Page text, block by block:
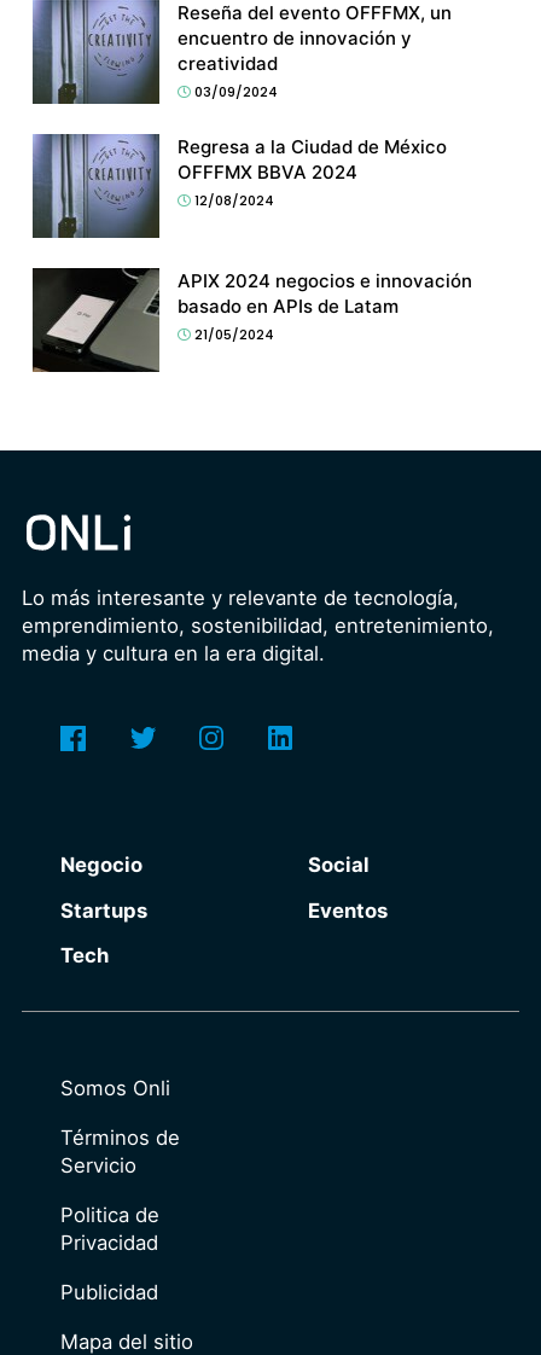
Reseña del evento OFFFMX, un
encuentro de innovación y
creatividad
03/09/2024
Regresa a la Ciudad de México
OFFFMX BBVA 2024
12/08/2024
APIX 2024 negocios e innovación
basado en APIs de Latam
21/05/2024
Lo más interesante y relevante de tecnología,
emprendimiento, sostenibilidad, entretenimiento,
media y cultura en la era digital.
Negocio
Startups
Tech
Social
Eventos
Somos Onli
Términos de
Servicio
Politica de
Privacidad
Publicidad
Mapa del sitio